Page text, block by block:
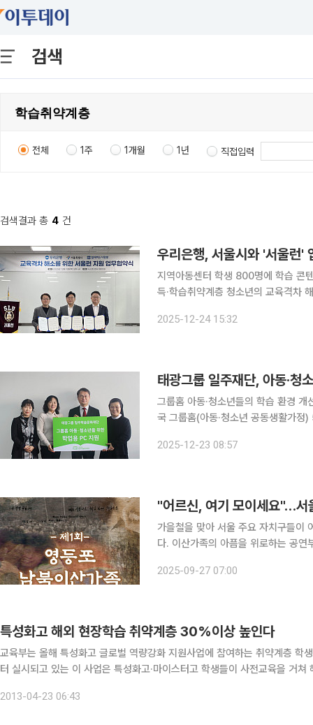
검색
전체 1주 1개월 1년 직접입력
검색결과 총 4 건
우리은행, 서울시와 '서울런'
지역아동센터 학생 800명에 학습 콘텐츠·태블
득·학습취약계층 청소년의 교육격
우리은행 기관그룹장, 정진우 서울시
2025-12-24 15:32
태광그룹 일주재단, 아동·
그룹홈 아동·청소년들의 학습 환경 개선 및 정서 지원 나서 태
국 그룹홈(아동·청소년 공동생활가
진행됐으며, PC 본체와 모니터, 키보
2025-12-23 08:57
"어르신, 여기 모이세요"…서
가을철을 맞아 서울 주요 자치구들이
다. 이산가족의 아픔을 위로하는 공
영등포구는 30일 영등포아트홀에서
2025-09-27 07:00
특성화고 해외 현장학습 취약계층 30%이상 높인다
교육부는 올해 특성화고 글로벌 역량강화 지원사업에 참여하는 취약계층 학생의
터 실시되고 있는 이 사업은 특성화고·마이스터고 학생들이 사전교육을 거
2013-04-23 06:43